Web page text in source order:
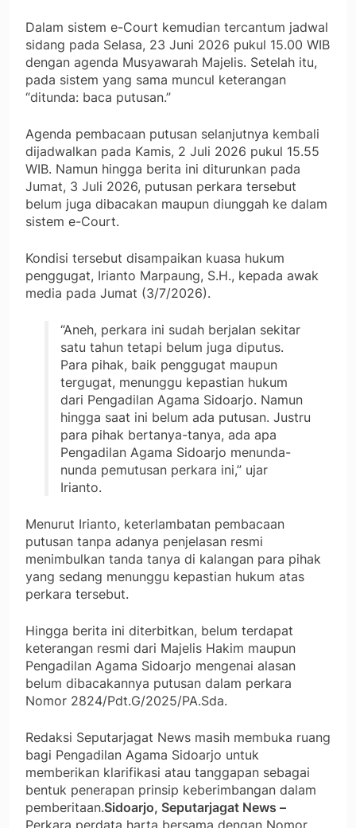
Dalam sistem e-Court kemudian tercantum jadwal
sidang pada Selasa, 23 Juni 2026 pukul 15.00 WIB
dengan agenda Musyawarah Majelis. Setelah itu,
pada sistem yang sama muncul keterangan
“ditunda: baca putusan.”
Agenda pembacaan putusan selanjutnya kembali
dijadwalkan pada Kamis, 2 Juli 2026 pukul 15.55
WIB. Namun hingga berita ini diturunkan pada
Jumat, 3 Juli 2026, putusan perkara tersebut
belum juga dibacakan maupun diunggah ke dalam
sistem e-Court.
Kondisi tersebut disampaikan kuasa hukum
penggugat, Irianto Marpaung, S.H., kepada awak
media pada Jumat (3/7/2026).
“Aneh, perkara ini sudah berjalan sekitar
satu tahun tetapi belum juga diputus.
Para pihak, baik penggugat maupun
tergugat, menunggu kepastian hukum
dari Pengadilan Agama Sidoarjo. Namun
hingga saat ini belum ada putusan. Justru
para pihak bertanya-tanya, ada apa
Pengadilan Agama Sidoarjo menunda-
nunda pemutusan perkara ini,” ujar
Irianto.
Menurut Irianto, keterlambatan pembacaan
putusan tanpa adanya penjelasan resmi
menimbulkan tanda tanya di kalangan para pihak
yang sedang menunggu kepastian hukum atas
perkara tersebut.
Hingga berita ini diterbitkan, belum terdapat
keterangan resmi dari Majelis Hakim maupun
Pengadilan Agama Sidoarjo mengenai alasan
belum dibacakannya putusan dalam perkara
Nomor 2824/Pdt.G/2025/PA.Sda.
Redaksi Seputarjagat News masih membuka ruang
bagi Pengadilan Agama Sidoarjo untuk
memberikan klarifikasi atau tanggapan sebagai
bentuk penerapan prinsip keberimbangan dalam
pemberitaan.Sidoarjo, Seputarjagat News –